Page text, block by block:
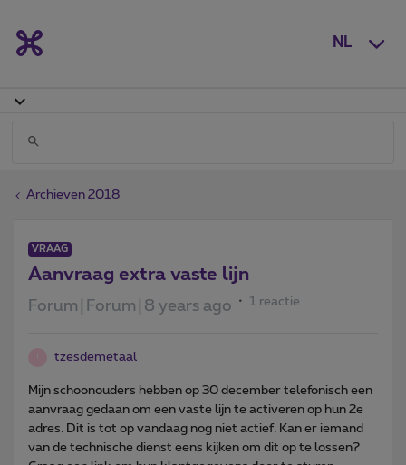
NL
Archieven 2018
VRAAG
Aanvraag extra vaste lijn
Forum|Forum|8 years ago 1 reactie
tzesdemetaal
Mijn schoonouders hebben op 30 december telefonisch een
aanvraag gedaan om een vaste lijn te activeren op hun 2e
adres. Dit is tot op vandaag nog niet actief. Kan er iemand
van de technische dienst eens kijken om dit op te lossen?